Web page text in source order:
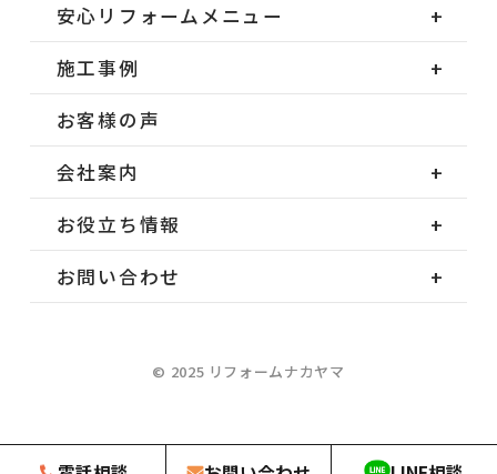
安心リフォームメニュー
施工事例
お客様の声
会社案内
お役立ち情報
お問い合わせ
© 2025 リフォームナカヤマ